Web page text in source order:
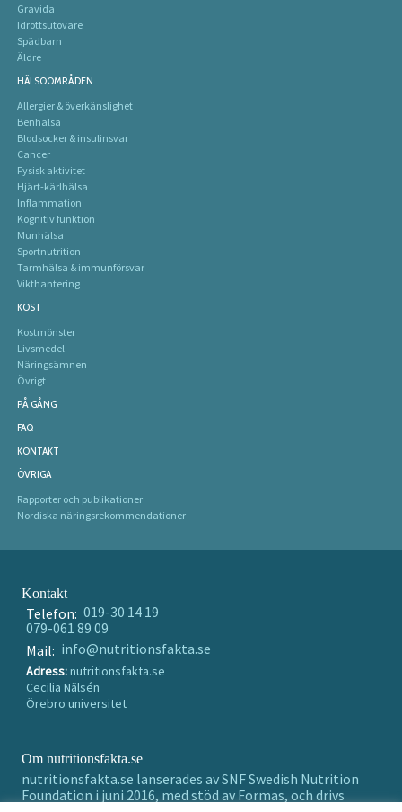
Gravida
Idrottsutövare
Spädbarn
Äldre
HÄLSOOMRÅDEN
Allergier & överkänslighet
Benhälsa
Blodsocker & insulinsvar
Cancer
Fysisk aktivitet
Hjärt-kärlhälsa
Inflammation
Kognitiv funktion
Munhälsa
Sportnutrition
Tarmhälsa & immunförsvar
Vikthantering
KOST
Kostmönster
Livsmedel
Näringsämnen
Övrigt
PÅ GÅNG
FAQ
KONTAKT
ÖVRIGA
Rapporter och publikationer
Nordiska näringsrekommendationer
Kontakt
Telefon: 019-30 14 19
079-061 89 09
Mail: info@nutritionsfakta.se
Adress:nutritionsfakta.se
Cecilia Nälsén
Örebro universitet
Om nutritionsfakta.se
nutritionsfakta.se lanserades av SNF Swedish Nutrition
Foundation i juni 2016, med stöd av Formas, och drivs